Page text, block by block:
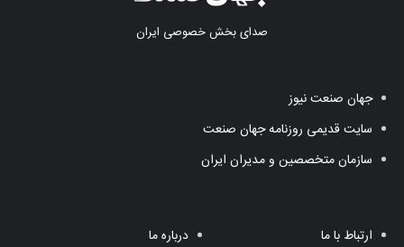
صدای بخش خصوصی ایران
جهان صنعت نیوز
سایت قدیمی روزنامه جهان صنعت
سازمان متخصصین و مدیران ایران
ارتباط با ما درباره ما